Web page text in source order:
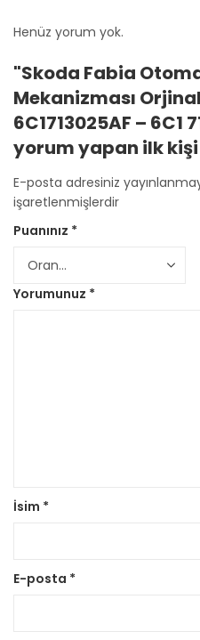
Henüz yorum yok.
"Skoda Fabia
Mekanizması
6C1713025AF – 6C1
yorum yapan ilk kişi
E-posta adresiniz
işaretlenmişlerdir
Puanınız *
Yorumunuz *
İsim *
E-posta *